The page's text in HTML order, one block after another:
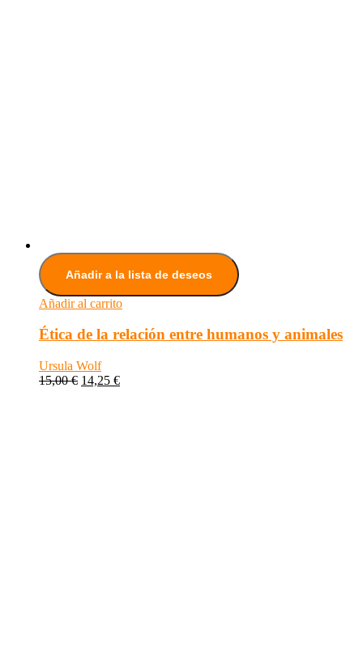
Añadir a la lista de deseos
Añadir al carrito
Ética de la relación entre humanos y animales
Ursula Wolf
15,00€ 14,25 €